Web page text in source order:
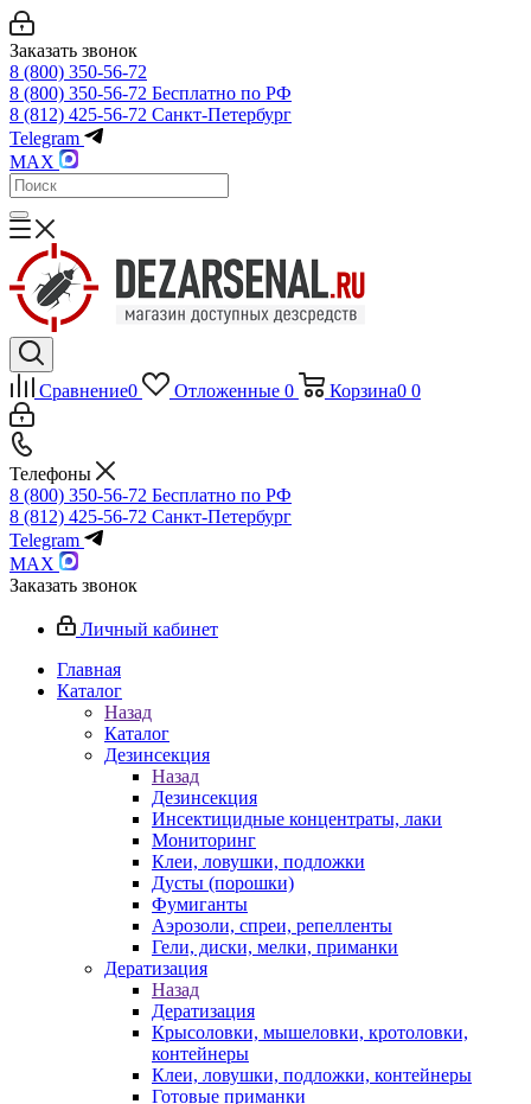
Заказать звонок
8 (800) 350-56-72
8 (800) 350-56-72 Бесплатно по РФ
8 (812) 425-56-72 Санкт-Петербург
Telegram
MAX
Сравнение0 Отложенные 0 Корзина0 0
Телефоны
8 (800) 350-56-72 Бесплатно по РФ
8 (812) 425-56-72 Санкт-Петербург
Telegram
MAX
Заказать звонок
Личный кабинет
Главная
Каталог
Назад
Каталог
Дезинсекция
Назад
Дезинсекция
Инсектицидные концентраты, лаки
Мониторинг
Клеи, ловушки, подложки
Дусты (порошки)
Фумиганты
Аэрозоли, спреи, репелленты
Гели, диски, мелки, приманки
Дератизация
Назад
Дератизация
Крысоловки, мышеловки, кротоловки,
контейнеры
Клеи, ловушки, подложки, контейнеры
Готовые приманки